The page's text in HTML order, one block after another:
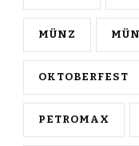
MÜNZ
OKTOBERFEST
PETROMAX